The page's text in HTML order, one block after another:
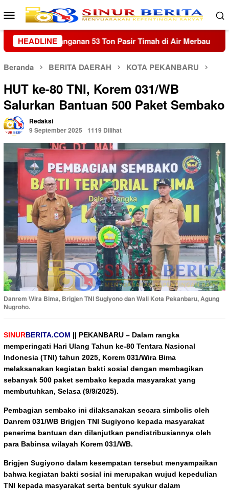
Loncat
ke
konten
Menu
Mobile
HEADLINE Trauma Banjir Belum Hilang, Warga
Beranda BERITA DAERAH KOTA PEKANBARU
HUT ke-80 TNI, Korem 031/WB
Salurkan Bantuan 500 Paket Sembako
Redaksi
9 September 2025
1119 Dilihat
Danrem Wira Bima, Brigjen TNI Sugiyono dan Wali Kota Pekanbaru, Agung
Nugroho.
SINURBERITA.COM || PEKANBARU – Dalam rangka
memperingati Hari Ulang Tahun ke-80 Tentara Nasional
Indonesia (TNI) tahun 2025, Korem 031/Wira Bima
melaksanakan kegiatan bakti sosial dengan membagikan
sebanyak 500 paket sembako kepada masyarakat yang
membutuhkan, Selasa (9/9/2025).
Pembagian sembako ini dilaksanakan secara simbolis oleh
Danrem 031/WB Brigjen TNI Sugiyono kepada masyarakat
penerima bantuan dan dilanjutkan pendistribusiannya oleh
para Babinsa wilayah Korem 031/WB.
Brigjen Sugiyono dalam kesempatan tersebut menyampaikan
bahwa kegiatan bakti sosial ini merupakan wujud kepedulian
TNI kepada masyarakat serta bentuk syukur dalam